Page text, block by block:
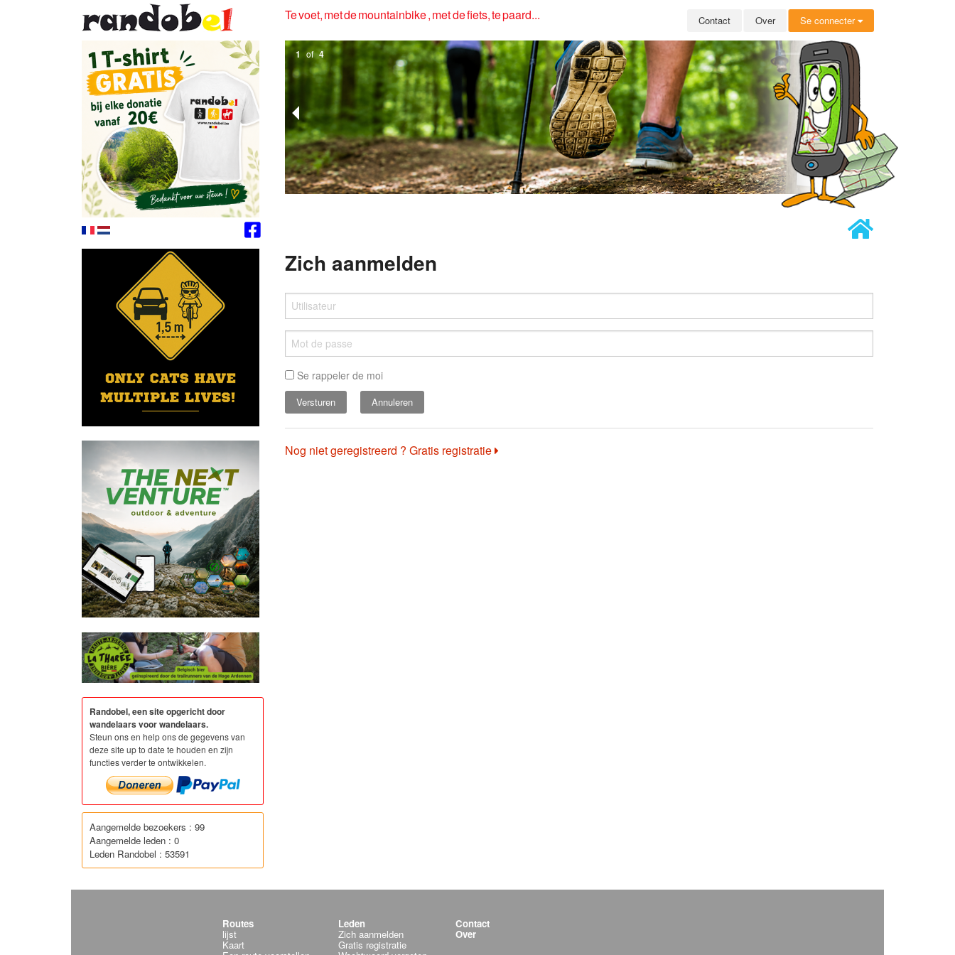
Te voet, met de mountainbike , met de fiets, te paard... Contact Over Se connecter
1 of 4
Zich aanmelden
Se rappeler de moi
Annuleren
Nog niet geregistreerd ? Gratis registratie
Randobel, een site opgericht door
wandelaars voor wandelaars.
Steun ons en help ons de gegevens van
deze site up to date te houden en zijn
functies verder te ontwikkelen.
Aangemelde bezoekers : 99
Aangemelde leden : 0
Leden Randobel : 53591
Routes
lijst
Kaart
Leden
Zich aanmelden
Gratis registratie
Contact
Over